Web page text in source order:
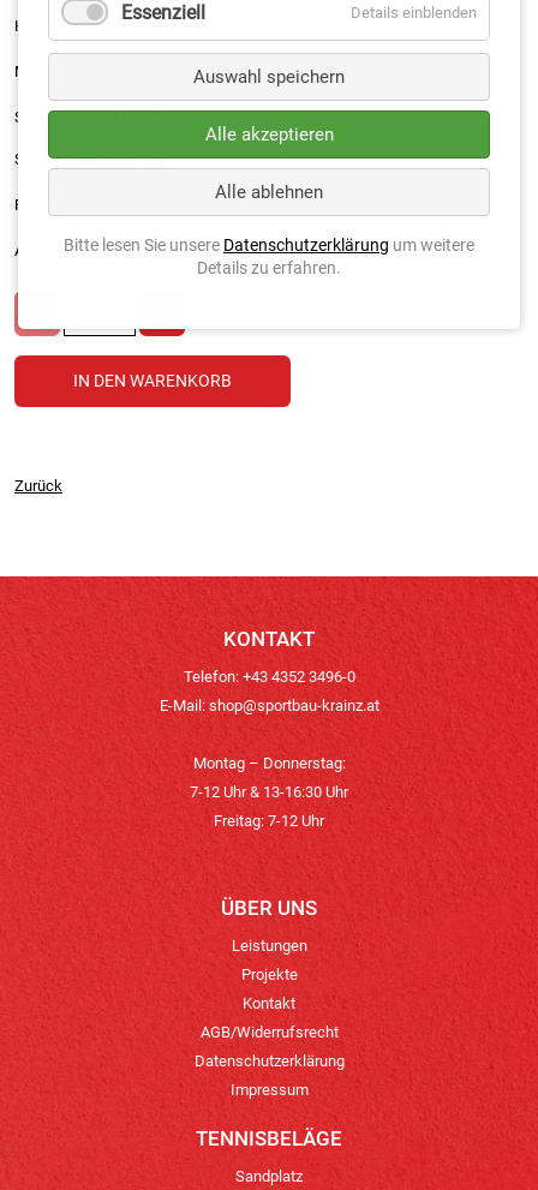
Höhe: bis 305 cm
Mast Ø: ca. 90 mm
Spielbrett: ca. 112 x 73 cm
Stärke Brett: ca. 2 mm
Ring Ø: ca. 45 mm
Ausladung: ca. 60 cm
Zurück
KONTAKT
Telefon: +43 4352 3496-0
E-Mail:shop@sportbau-krainz.at
Montag – Donnerstag:
7-12 Uhr & 13-16:30 Uhr
Freitag: 7-12 Uhr
ÜBER UNS
Leistungen
Projekte
Kontakt
AGB/Widerrufsrecht
Datenschutzerklärung
Impressum
TENNISBELÄGE
Sandplatz
Essenziell Details einblenden
Auswahl speichern
Alle akzeptieren
Alle ablehnen
Bitte lesen Sie unsere Datenschutzerklärung um weitere
Details zu erfahren.